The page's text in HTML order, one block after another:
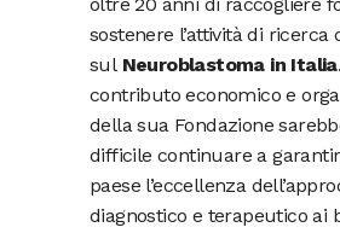
oltre 20 anni di raccogliere
sostenere l’attività di ricerca
sul Neuroblastoma in Italia
contributo economico e
della sua Fondazione
difficile continuare a
paese l’eccellenza
diagnostico e terapeutico ai